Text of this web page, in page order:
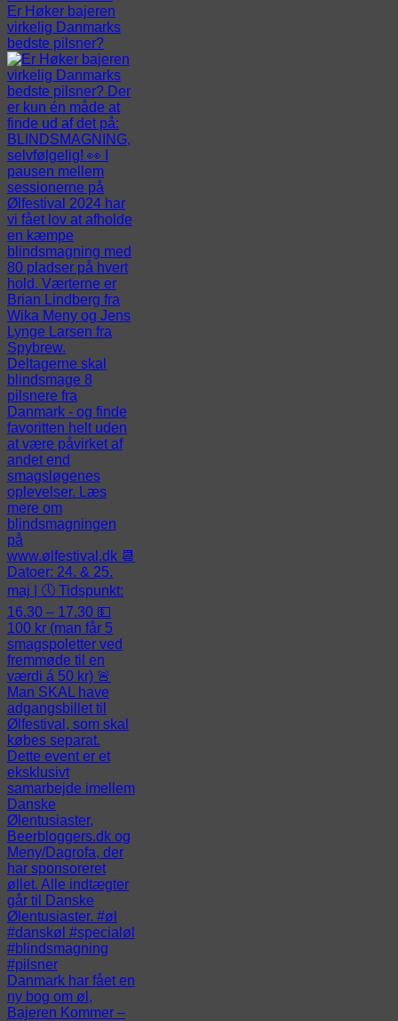
Er Høker bajeren
virkelig Danmarks
bedste pilsner?
Danmark har fået en
ny bog om øl,
Bajeren Kommer –